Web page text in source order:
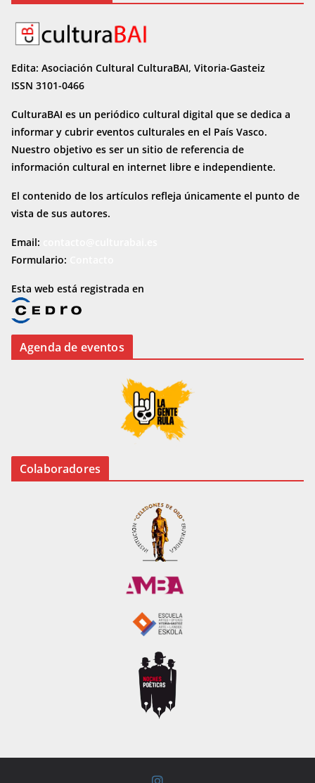
Edita: Asociación Cultural CulturaBAI, Vitoria-Gasteiz
ISSN 3101-0466
CulturaBAI es un periódico cultural digital que se dedica a
informar y cubrir eventos culturales en el País Vasco.
Nuestro objetivo es ser un sitio de referencia de
información cultural en internet libre e independiente.
El contenido de los artículos refleja únicamente el punto de
vista de sus autores.
Email:
Formulario:
Esta web está registrada en
Agenda de eventos
Colaboradores